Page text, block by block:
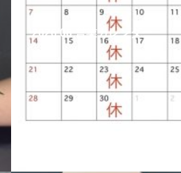
2026.06 営業カレンダー